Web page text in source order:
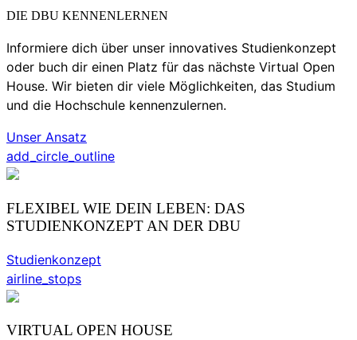
DIE DBU KENNENLERNEN
Informiere dich über unser innovatives Studienkonzept
oder buch dir einen Platz für das nächste Virtual Open
House. Wir bieten dir viele Möglichkeiten, das Studium
und die Hochschule kennenzulernen.
Unser Ansatz
add_circle_outline
FLEXIBEL WIE DEIN LEBEN: DAS
STUDIENKONZEPT AN DER DBU
Studienkonzept
airline_stops
VIRTUAL OPEN HOUSE